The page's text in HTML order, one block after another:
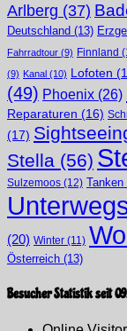
Arlberg (37)
Deutschland (13)
Fahrradtour (9) Finnland
(9) Kanal (10) Lofoten
(49) Phoenix (26)
Reparaturen (16)
(17)
Stella (56)
Sulzemoos (12) Tanken
(20) Winter (11)
Österreich (13)
Besucher Statistik seit